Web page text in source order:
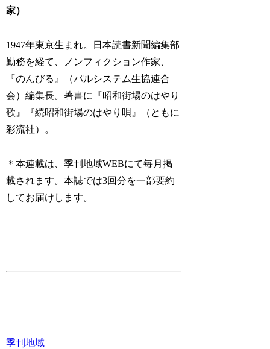
家）
1947年東京生まれ。日本読書新聞編集部
勤務を経て、ノンフィクション作家、
『のんびる』（パルシステム生協連合
会）編集長。著書に『昭和街場のはやり
歌』『続昭和街場のはやり唄』（ともに
彩流社）。
＊本連載は、季刊地域WEBにて毎月掲
載されます。本誌では3回分を一部要約
してお届けします。
季刊地域